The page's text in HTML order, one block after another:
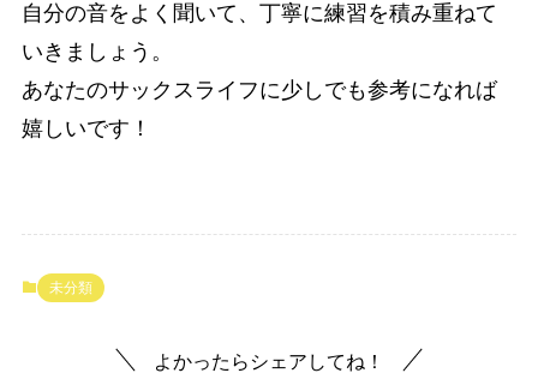
自分の音をよく聞いて、丁寧に練習を積み重ねて
いきましょう。
あなたのサックスライフに少しでも参考になれば
嬉しいです！
未分類
よかったらシェアしてね！